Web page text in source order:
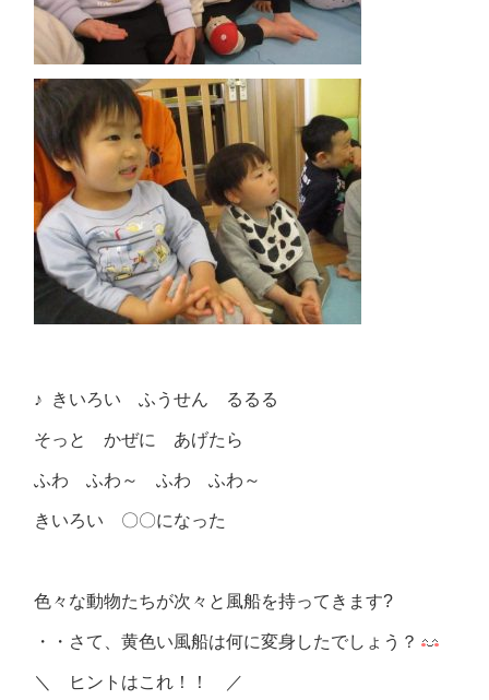
♪ きいろい ふうせん るるる
そっと かぜに あげたら
ふわ ふわ～ ふわ ふわ～
きいろい 〇〇になった
色々な動物たちが次々と風船を持ってきます?
・・さて、黄色い風船は何に変身したでしょう？
＼ ヒントはこれ！！ ／